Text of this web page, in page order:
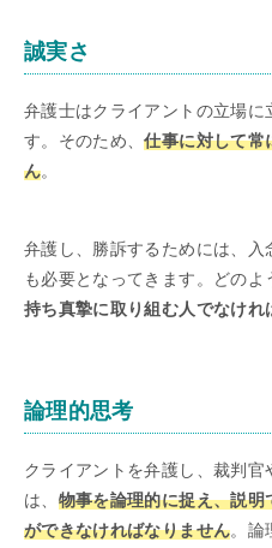
誠実さ
弁護士はクライアントの立場
す。そのため、仕事に対して常
ん。
弁護し、勝訴するためには、
も必要となってきます。どの
持ち真摯に取り組む人でなけれ
論理的思考
クライアントを弁護し、裁判官
は、 物事を論理的に捉え、説
ができなければなりません。論